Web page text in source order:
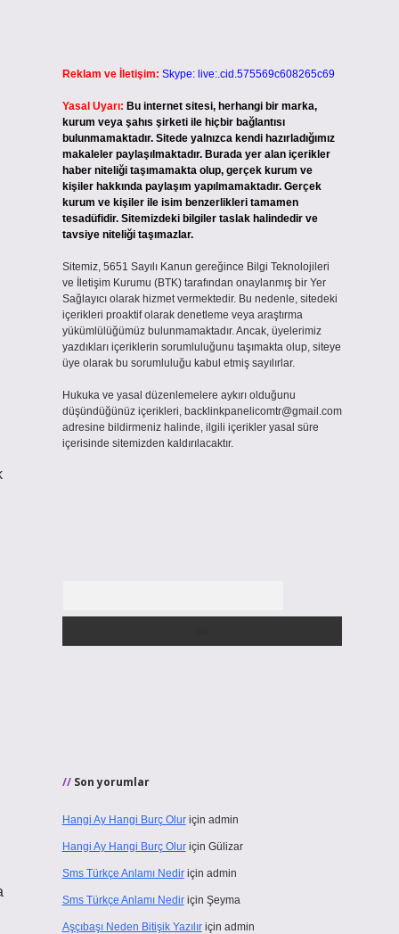
Reklam ve İletişim: Skype: live:.cid.575569c608265c69
Yasal Uyarı: Bu internet sitesi, herhangi bir marka,
kurum veya şahıs şirketi ile hiçbir bağlantısı
bulunmamaktadır. Sitede yalnızca kendi hazırladığımız
makaleler paylaşılmaktadır. Burada yer alan içerikler
haber niteliği taşımamakta olup, gerçek kurum ve
kişiler hakkında paylaşım yapılmamaktadır. Gerçek
kurum ve kişiler ile isim benzerlikleri tamamen
tesadüfidir. Sitemizdeki bilgiler taslak halindedir ve
tavsiye niteliği taşımazlar.
Sitemiz, 5651 Sayılı Kanun gereğince Bilgi Teknolojileri
ve İletişim Kurumu (BTK) tarafından onaylanmış bir Yer
Sağlayıcı olarak hizmet vermektedir. Bu nedenle, sitedeki
içerikleri proaktif olarak denetleme veya araştırma
yükümlülüğümüz bulunmamaktadır. Ancak, üyelerimiz
yazdıkları içeriklerin sorumluluğunu taşımakta olup, siteye
üye olarak bu sorumluluğu kabul etmiş sayılırlar.
Hukuka ve yasal düzenlemelere aykırı olduğunu
düşündüğünüz içerikleri, backlinkpanelicomtr@gmail.com
adresine bildirmeniz halinde, ilgili içerikler yasal süre
içerisinde sitemizden kaldırılacaktır.
Son yorumlar
Hangi Ay Hangi Burç Oluriçin admin
Hangi Ay Hangi Burç Oluriçin Gülizar
Sms Türkçe Anlamı Nediriçin admin
Sms Türkçe Anlamı Nediriçin Şeyma
Aşçıbaşı Neden Bitişik Yazılıriçin admin